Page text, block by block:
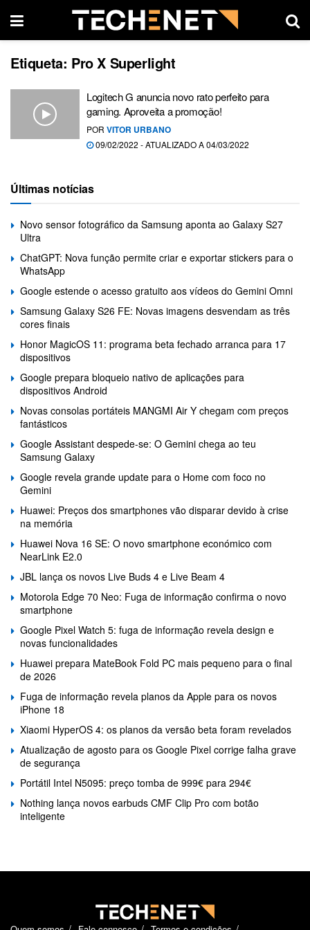
Etiqueta: Pro X Superlight
Logitech G anuncia novo rato perfeito para
gaming. Aproveita a promoção!
POR VITOR URBANO
09/02/2022 - ATUALIZADO A 04/03/2022
Últimas notícias
Novo sensor fotográfico da Samsung aponta ao Galaxy S27
Ultra
ChatGPT: Nova função permite criar e exportar stickers para o
WhatsApp
Google estende o acesso gratuito aos vídeos do Gemini Omni
Samsung Galaxy S26 FE: Novas imagens desvendam as três
cores finais
Honor MagicOS 11: programa beta fechado arranca para 17
dispositivos
Google prepara bloqueio nativo de aplicações para
dispositivos Android
Novas consolas portáteis MANGMI Air Y chegam com preços
fantásticos
Google Assistant despede-se: O Gemini chega ao teu
Samsung Galaxy
Google revela grande update para o Home com foco no
Gemini
Huawei: Preços dos smartphones vão disparar devido à crise
na memória
Huawei Nova 16 SE: O novo smartphone económico com
NearLink E2.0
JBL lança os novos Live Buds 4 e Live Beam 4
Motorola Edge 70 Neo: Fuga de informação confirma o novo
smartphone
Google Pixel Watch 5: fuga de informação revela design e
novas funcionalidades
Huawei prepara MateBook Fold PC mais pequeno para o final
de 2026
Fuga de informação revela planos da Apple para os novos
iPhone 18
Xiaomi HyperOS 4: os planos da versão beta foram revelados
Atualização de agosto para os Google Pixel corrige falha grave
de segurança
Portátil Intel N5095: preço tomba de 999€ para 294€
Nothing lança novos earbuds CMF Clip Pro com botão
inteligente